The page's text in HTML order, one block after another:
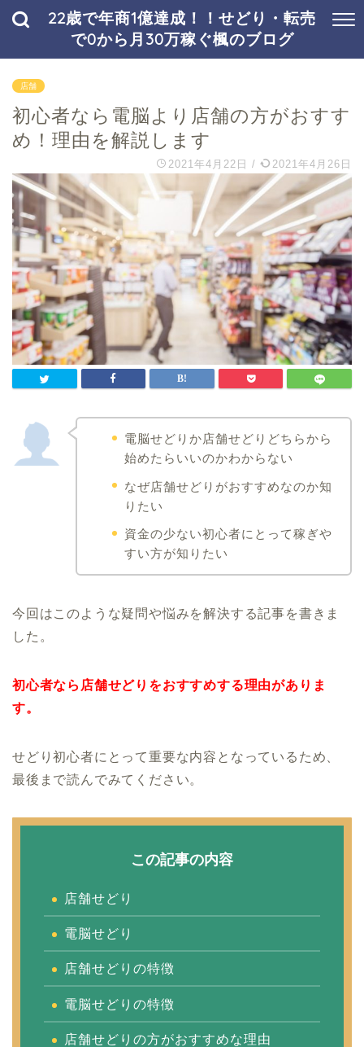
22歳で年商1億達成！！せどり・転売
で0から月30万稼ぐ楓のブログ
店舗
初心者なら電脳より店舗の方がおすす
め！理由を解説します
2021年4月22日 / 2021年4月26日
電脳せどりか店舗せどりどちらから
始めたらいいのかわからない
なぜ店舗せどりがおすすめなのか知
りたい
資金の少ない初心者にとって稼ぎや
すい方が知りたい
今回はこのような疑問や悩みを解決する記事を書きま
した。
初心者なら店舗せどりをおすすめする理由がありま
す。
せどり初心者にとって重要な内容となっているため、
最後まで読んでみてください。
この記事の内容
店舗せどり
電脳せどり
店舗せどりの特徴
電脳せどりの特徴
店舗せどりの方がおすすめな理由